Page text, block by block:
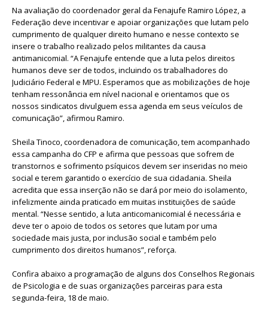
Na avaliação do coordenador geral da Fenajufe Ramiro López, a
Federação deve incentivar e apoiar organizações que lutam pelo
cumprimento de qualquer direito humano e nesse contexto se
insere o trabalho realizado pelos militantes da causa
antimanicomial. “A Fenajufe entende que a luta pelos direitos
humanos deve ser de todos, incluindo os trabalhadores do
Judiciário Federal e MPU. Esperamos que as mobilizações de hoje
tenham ressonância em nível nacional e orientamos que os
nossos sindicatos divulguem essa agenda em seus veículos de
comunicação”, afirmou Ramiro.
Sheila Tinoco, coordenadora de comunicação, tem acompanhado
essa campanha do CFP e afirma que pessoas que sofrem de
transtornos e sofrimento psíquicos devem ser inseridas no meio
social e terem garantido o exercício de sua cidadania. Sheila
acredita que essa inserção não se dará por meio do isolamento,
infelizmente ainda praticado em muitas instituições de saúde
mental. “Nesse sentido, a luta anticomanicomial é necessária e
deve ter o apoio de todos os setores que lutam por uma
sociedade mais justa, por inclusão social e também pelo
cumprimento dos direitos humanos”, reforça.
Confira abaixo a programação de alguns dos Conselhos Regionais
de Psicologia e de suas organizações parceiras para esta
segunda-feira, 18 de maio.